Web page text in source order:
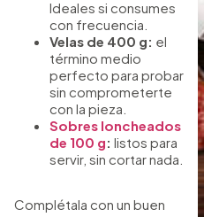
Ideales si consumes
con frecuencia.
Velas de 400 g: el
término medio
perfecto para probar
sin comprometerte
con la pieza.
Sobres loncheados
de 100 g: listos para
servir, sin cortar nada.
Complétala con un buen